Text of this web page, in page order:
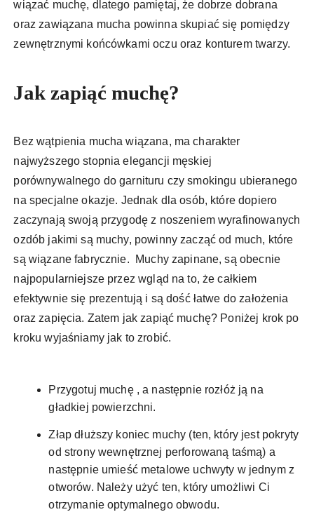
wiązać muchę, dlatego pamiętaj, że dobrze dobrana
oraz zawiązana mucha powinna skupiać się pomiędzy
zewnętrznymi końcówkami oczu oraz konturem twarzy.
Jak zapiąć muchę?
Bez wątpienia mucha wiązana, ma charakter
najwyższego stopnia elegancji męskiej
porównywalnego do garnituru czy smokingu ubieranego
na specjalne okazje. Jednak dla osób, które dopiero
zaczynają swoją przygodę z noszeniem wyrafinowanych
ozdób jakimi są muchy, powinny zacząć od much, które
są wiązane fabrycznie. Muchy zapinane, są obecnie
najpopularniejsze przez wgląd na to, że całkiem
efektywnie się prezentują i są dość łatwe do założenia
oraz zapięcia. Zatem jak zapiąć muchę? Poniżej krok po
kroku wyjaśniamy jak to zrobić.
Przygotuj muchę , a następnie rozłóż ją na
gładkiej powierzchni.
Złap dłuższy koniec muchy (ten, który jest pokryty
od strony wewnętrznej perforowaną taśmą) a
następnie umieść metalowe uchwyty w jednym z
otworów. Należy użyć ten, który umożliwi Ci
otrzymanie optymalnego obwodu.